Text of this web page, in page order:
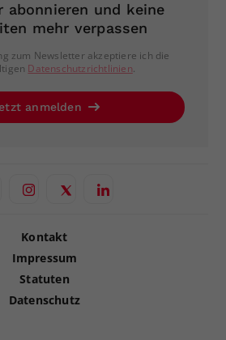
abonnieren und keine
mehr verpassen
zum Newsletter akzeptiere ich die
Datenschutzrichtlinien.
anmelden
Kontakt
Impressum
Statuten
Datenschutz